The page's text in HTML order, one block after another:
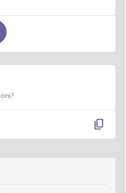
content_copy